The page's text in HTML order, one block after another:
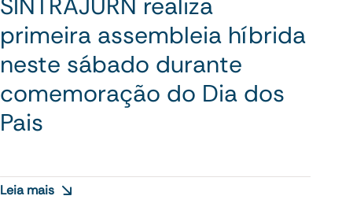
primeira assembleia híbrida
neste sábado durante
comemoração do Dia dos
Pais
Leia mais